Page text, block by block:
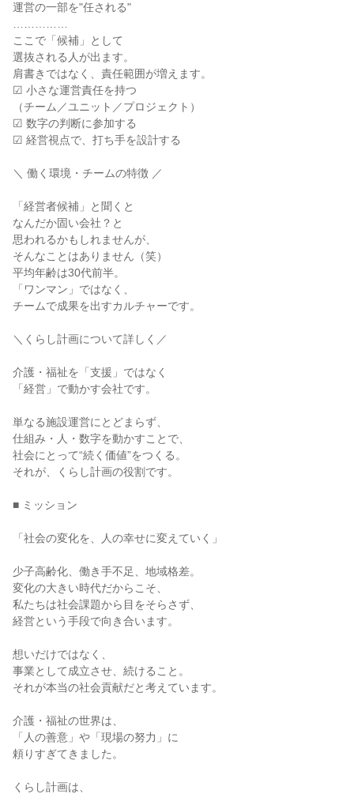
運営の一部を"任される"
ここで「候補」として
選抜される人が出ます。
肩書きではなく、責任範囲が増えます。
☑ 小さな運営責任を持つ
（チーム／ユニット／プロジェクト）
☑ 数字の判断に参加する
☑ 経営視点で、打ち手を設計する
＼ 働く環境・チームの特徴 ／
「経営者候補」と聞くと
なんだか固い会社？と
思われるかもしれませんが、
そんなことはありません（笑）
平均年齢は30代前半。
「ワンマン」ではなく、
チームで成果を出すカルチャーです。
＼くらし計画について詳しく／
介護・福祉を「支援」ではなく
「経営」で動かす会社です。
単なる施設運営にとどまらず、
仕組み・人・数字を動かすことで、
社会にとって“続く価値”をつくる。
それが、くらし計画の役割です。
■ ミッション
「社会の変化を、人の幸せに変えていく」
少子高齢化、働き手不足、地域格差。
変化の大きい時代だからこそ、
私たちは社会課題から目をそらさず、
経営という手段で向き合います。
想いだけではなく、
事業として成立させ、続けること。
それが本当の社会貢献だと考えています。
介護・福祉の世界は、
「人の善意」や「現場の努力」に
頼りすぎてきました。
くらし計画は、